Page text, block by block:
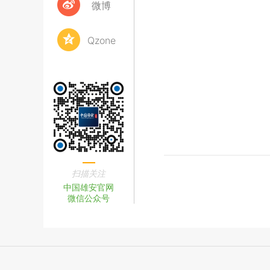
微博
Qzone
扫描关注
中国雄安官网
微信公众号